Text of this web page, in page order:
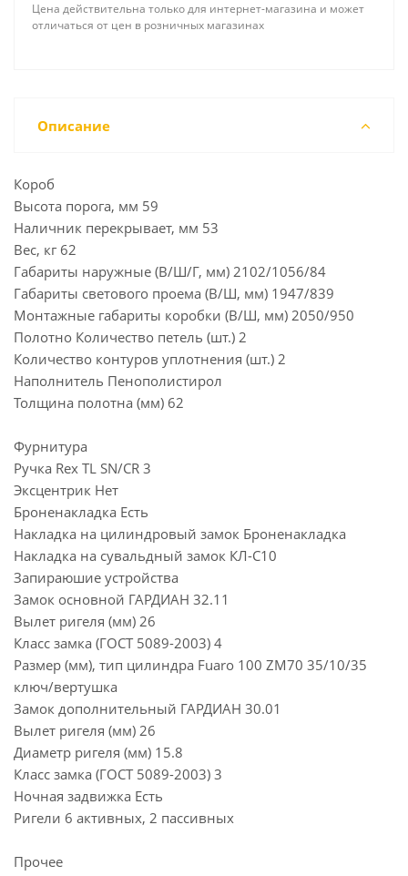
Цена действительна только для интернет-магазина и может
отличаться от цен в розничных магазинах
Описание
Короб
Высота порога, мм 59
Наличник перекрывает, мм 53
Вес, кг 62
Габариты наружные (В/Ш/Г, мм) 2102/1056/84
Габариты светового проема (В/Ш, мм) 1947/839
Монтажные габариты коробки (В/Ш, мм) 2050/950
Полотно Количество петель (шт.) 2
Количество контуров уплотнения (шт.) 2
Наполнитель Пенополистирол
Толщина полотна (мм) 62
Фурнитура
Ручка Rex TL SN/CR 3
Эксцентрик Нет
Броненакладка Есть
Накладка на цилиндровый замок Броненакладка
Накладка на сувальдный замок КЛ-С10
Запираюшие устройства
Замок основной ГАРДИАН 32.11
Вылет ригеля (мм) 26
Класс замка (ГОСТ 5089-2003) 4
Размер (мм), тип цилиндра Fuaro 100 ZM70 35/10/35
ключ/вертушка
Замок дополнительный ГАРДИАН 30.01
Вылет ригеля (мм) 26
Диаметр ригеля (мм) 15.8
Класс замка (ГОСТ 5089-2003) 3
Ночная задвижка Есть
Ригели 6 активных, 2 пассивных
Прочее